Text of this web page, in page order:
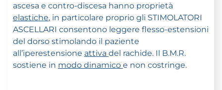
ascesa e contro-discesa hanno proprietà
elastiche, in particolare proprio gli STIMOLATORI
ASCELLARI consentono leggere flesso-estensioni
del dorso stimolando il paziente
all’iperestensione attiva del rachide. Il B.M.R.
sostiene in modo dinamico e non costringe.